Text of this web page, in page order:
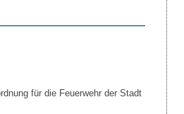
für die Feuerwehr der Stadt